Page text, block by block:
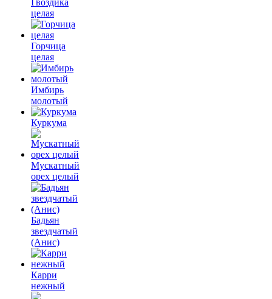
Гвоздика
целая
Горчица
целая
Имбирь
молотый
Куркума
Мускатный
орех целый
Бадьян
звездчатый
(Анис)
Карри
нежный